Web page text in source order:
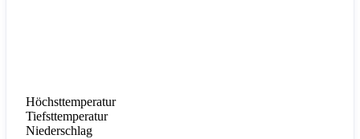
Höchsttemperatur
Tiefsttemperatur
Niederschlag